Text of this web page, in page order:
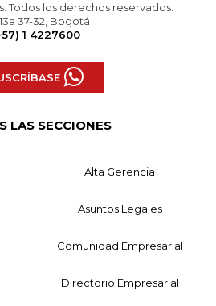
Todos los derechos reservados.
37-32, Bogotá
1 4227600
LAS SECCIONES
Alta Gerencia
Asuntos Legales
Comunidad Empresarial
Directorio Empresarial